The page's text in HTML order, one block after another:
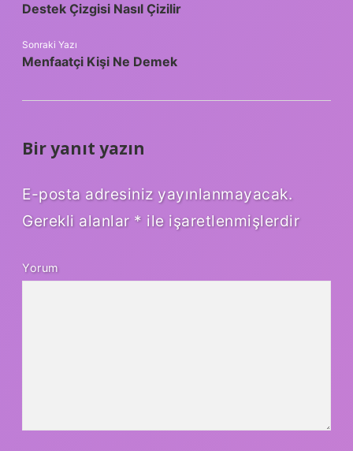
Destek Çizgisi Nasıl Çizilir
Sonraki Yazı
Menfaatçi Kişi Ne Demek
Bir yanıt yazın
E-posta adresiniz yayınlanmayacak.
Gerekli alanlar * ile işaretlenmişlerdir
Yorum